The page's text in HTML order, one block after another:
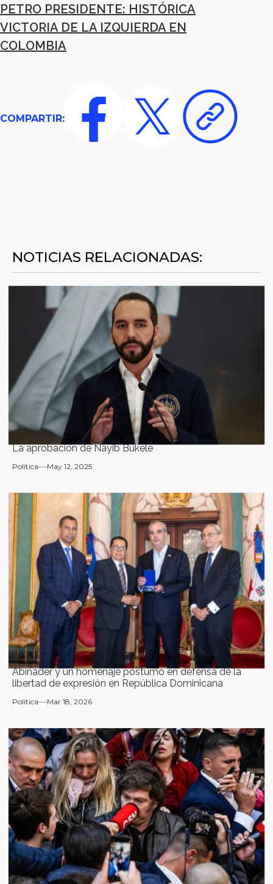
PETRO PRESIDENTE: HISTÓRICA
VICTORIA DE LA IZQUIERDA EN
COLOMBIA
COMPARTIR:
NOTICIAS RELACIONADAS:
La aprobación de Nayib Bukele
Política May 12, 2025
Abinader y un homenaje póstumo en defensa de la
libertad de expresión en República Dominicana
Política Mar 18, 2026